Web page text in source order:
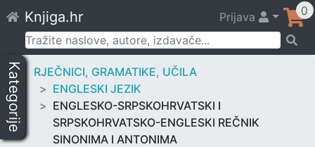
to
content
Knjiga.hr Prijava 0
Pretraži:
Kategorije
RJEČNICI, GRAMATIKE, UČILA
ENGLESKI JEZIK
ENGLESKO-SRPSKOHRVATSKI I
SRPSKOHRVATSKO-ENGLESKI REČNIK
SINONIMA I ANTONIMA